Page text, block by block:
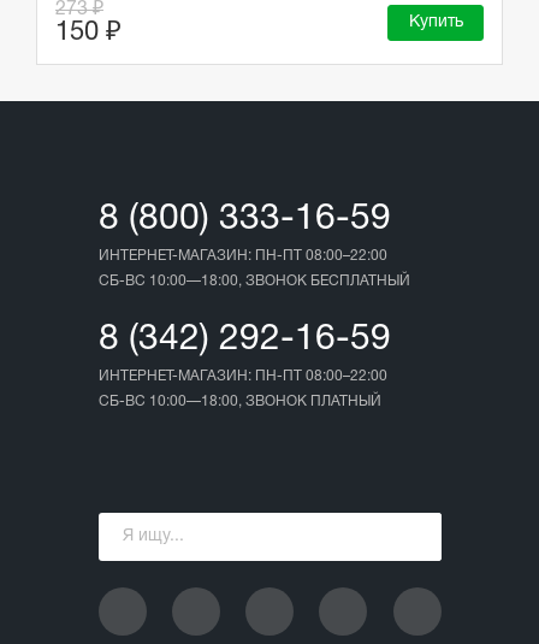
273 ₽
150 ₽ Купить
8 (800) 333-16-59
ИНТЕРНЕТ-МАГАЗИН: ПН-ПТ 08:00–22:00
СБ-ВС 10:00—18:00, ЗВОНОК БЕСПЛАТНЫЙ
8 (342) 292-16-59
ИНТЕРНЕТ-МАГАЗИН: ПН-ПТ 08:00–22:00
СБ-ВС 10:00—18:00, ЗВОНОК ПЛАТНЫЙ